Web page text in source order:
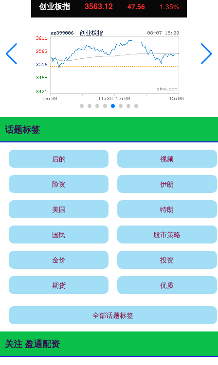
创业板指 3563.12 47.56 1.35%
话题标签
后的 视频
险资 伊朗
美国 特朗
国民 股市策略
金价 投资
期货 优质
全部话题标签
关注 盈通配资